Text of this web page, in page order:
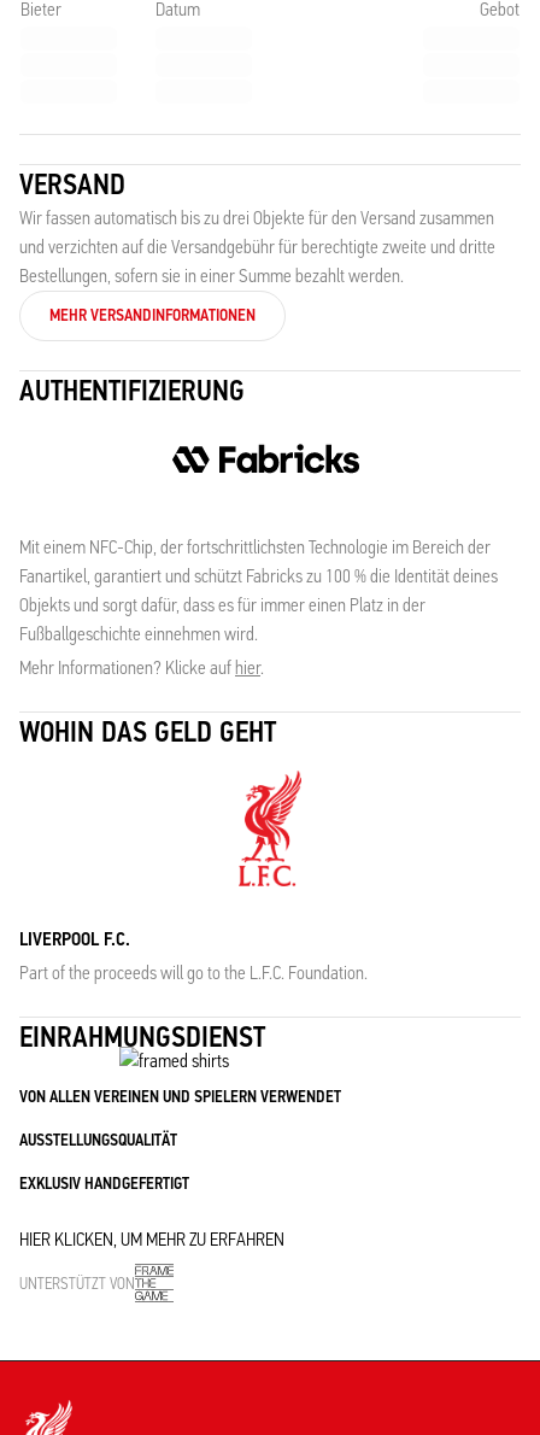
Bieter Datum Gebot
VERSAND
Wir fassen automatisch bis zu drei Objekte für den Versand zusammen
und verzichten auf die Versandgebühr für berechtigte zweite und dritte
Bestellungen, sofern sie in einer Summe bezahlt werden.
MEHR VERSANDINFORMATIONEN
AUTHENTIFIZIERUNG
Mit einem NFC-Chip, der fortschrittlichsten Technologie im Bereich der
Fanartikel, garantiert und schützt Fabricks zu 100 % die Identität deines
Objekts und sorgt dafür, dass es für immer einen Platz in der
Fußballgeschichte einnehmen wird.
Mehr Informationen? Klicke aufhier.
WOHIN DAS GELD GEHT
LIVERPOOL F.C.
Part of the proceeds will go to the L.F.C. Foundation.
EINRAHMUNGSDIENST
VON ALLEN VEREINEN UND SPIELERN VERWENDET
AUSSTELLUNGSQUALITÄT
EXKLUSIV HANDGEFERTIGT
HIER KLICKEN, UM MEHR ZU ERFAHREN
UNTERSTÜTZT VON